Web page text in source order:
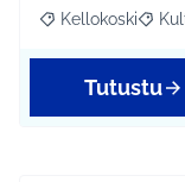
Rajaa tulokset
Kellokoski
Tutustu